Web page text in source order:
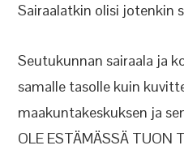
Sairaalatkin olisi jotenkin
Seutukunnan sairaala ja
samalle tasolle kuin
maakuntakeskuksen ja
OLE ESTÄMÄSSÄ TUON